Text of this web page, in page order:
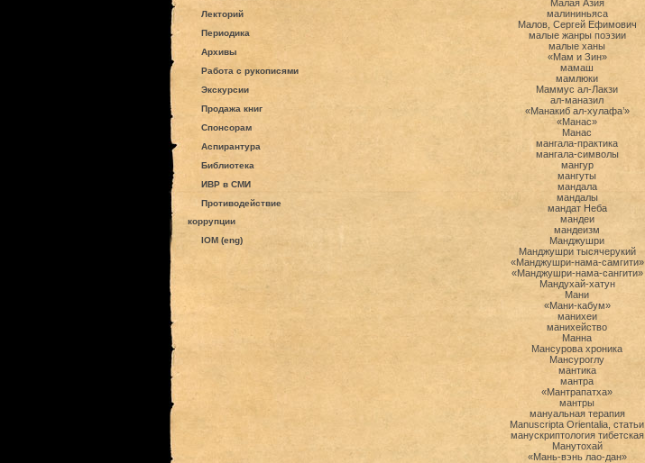
Лекторий
Периодика
Архивы
Работа с рукописями
Экскурсии
Продажа книг
Спонсорам
Аспирантура
Библиотека
ИВР в СМИ
Противодействие
коррупции
IOM (eng)
Малая Азия
малининьяса
Малов, Сергей Ефимович
малые жанры поэзии
малые ханы
«Мам и Зин»
мамаш
мамлюки
Маммус ал-Лакзи
ал-маназил
«Манакиб ал-хулафа’»
«Манас»
Манас
мангала-практика
мангала-символы
мангур
мангуты
мандала
мандалы
мандат Неба
мандеи
мандеизм
Манджушри
Манджушри тысячерукий
«Манджушри-нама-самгити»
«Манджушри-нама-сангити»
Мандухай-хатун
Мани
«Мани-кабум»
манихеи
манихейство
Манна
Мансурова хроника
Мансуроглу
мантика
мантра
«Мантрапатха»
мантры
мануальная терапия
Manuscripta Orientalia, статьи
манускриптология тибетская
Манутохай
«Мань-вэнь лао-дан»